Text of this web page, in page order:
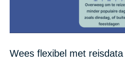
Wees flexibel met reisdata